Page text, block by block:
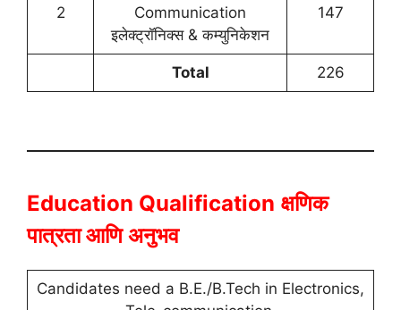
2
Communication
इलेक्ट्रॉनिक्स & कम्युनिकेशन
147
Total 226
Education Qualification क्षणिक
पात्रता आणि अनुभव
Candidates need a B.E./B.Tech in Electronics,